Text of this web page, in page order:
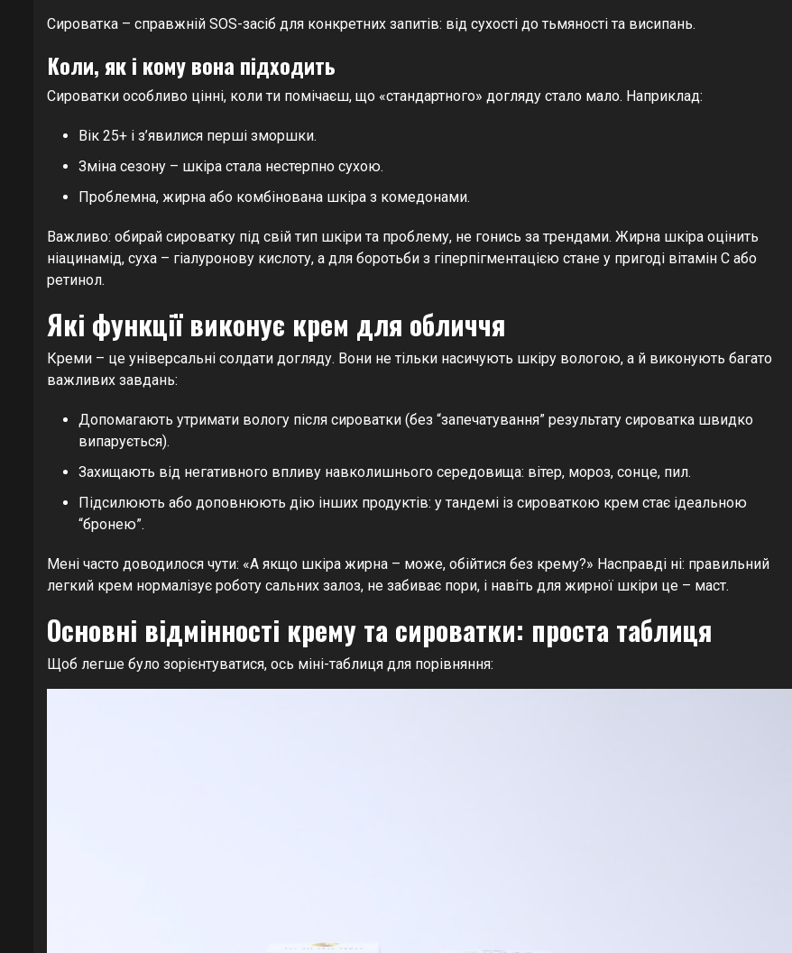
Сироватка – справжній SOS-засіб для конкретних запитів: від сухості до тьмяності та висипань.
Коли, як і кому вона підходить
Сироватки особливо цінні, коли ти помічаєш, що «стандартного» догляду стало мало. Наприклад:
Вік 25+ і з’явилися перші зморшки.
Зміна сезону – шкіра стала нестерпно сухою.
Проблемна, жирна або комбінована шкіра з комедонами.
Важливо: обирай сироватку під свій тип шкіри та проблему, не гонись за трендами. Жирна шкіра оцінить
ніацинамід, суха – гіалуронову кислоту, а для боротьби з гіперпігментацією стане у пригоді вітамін С або
ретинол.
Які функції виконує крем для обличчя
Креми – це універсальні солдати догляду. Вони не тільки насичують шкіру вологою, а й виконують багато
важливих завдань:
Допомагають утримати вологу після сироватки (без “запечатування” результату сироватка швидко
випарується).
Захищають від негативного впливу навколишнього середовища: вітер, мороз, сонце, пил.
Підсилюють або доповнюють дію інших продуктів: у тандемі із сироваткою крем стає ідеальною
“бронею”.
Мені часто доводилося чути: «А якщо шкіра жирна – може, обійтися без крему?» Насправді ні: правильний
легкий крем нормалізує роботу сальних залоз, не забиває пори, і навіть для жирної шкіри це – маст.
Основні відмінності крему та сироватки: проста таблиця
Щоб легше було зорієнтуватися, ось міні-таблиця для порівняння: